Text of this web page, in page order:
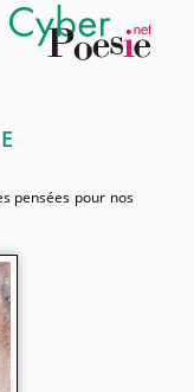
pensées pour nos